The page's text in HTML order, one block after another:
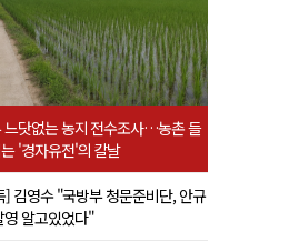
느닷없는 농지 전수조사…농촌 들
'경자유전'의 칼날
] 김영수 "국방부 청문준비단, 안규
영 알고있었다"